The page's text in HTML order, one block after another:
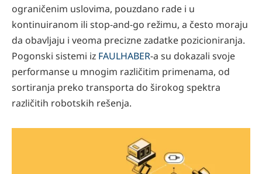
ograničenim uslovima, pouzdano rade i u
kontinuiranom ili stop-and-go režimu, a često moraju
da obavljaju i veoma precizne zadatke pozicioniranja.
Pogonski sistemi iz FAULHABER-a su dokazali svoje
performanse u mnogim različitim primenama, od
sortiranja preko transporta do širokog spektra
različitih robotskih rešenja.